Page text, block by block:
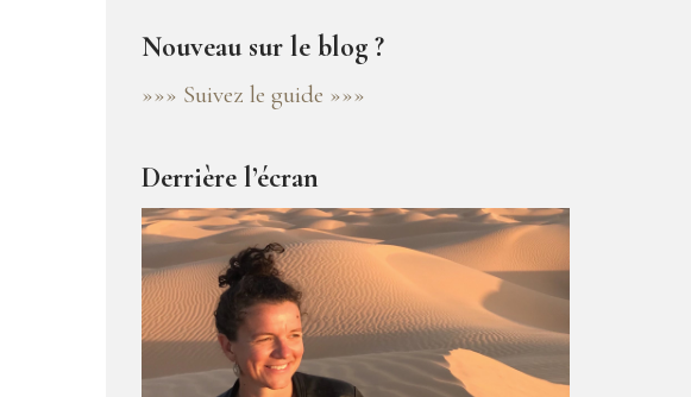
Nouveau sur le blog ?
»»» Suivez le guide »»»
Derrière l’écran